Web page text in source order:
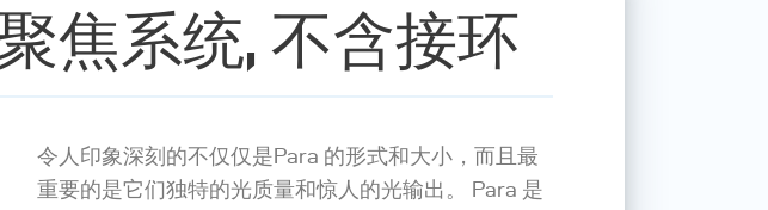
焦系统, 不含接环
令人印象深刻的不仅仅是Para 的形式和大小，而且最
重要的是它们独特的光质量和惊人的光输出。 Para 是